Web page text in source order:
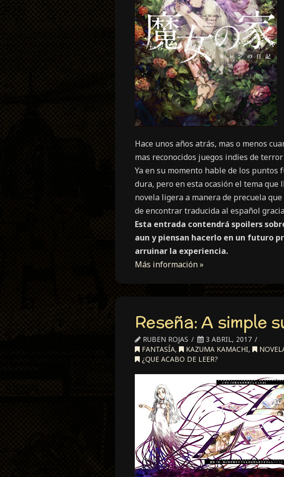
Hace unos años atrás, mas o menos
mas reconocidos juegos indies de
Ya en su momento hable de los
dura, pero en esta ocasión el tema
novela ligera a manera de precuela
de encontrar traducida al español
Esta entrada contendrá spoilers
aun y piensan hacerlo en un futuro
arruinar la experiencia.
Más información »
Reseña: A simple
RUBEN ROJAS
3 ABRIL, 2017
FANTASÍA, KAZUMA KAMACHI,
¿QUE ACABO DE LEER?